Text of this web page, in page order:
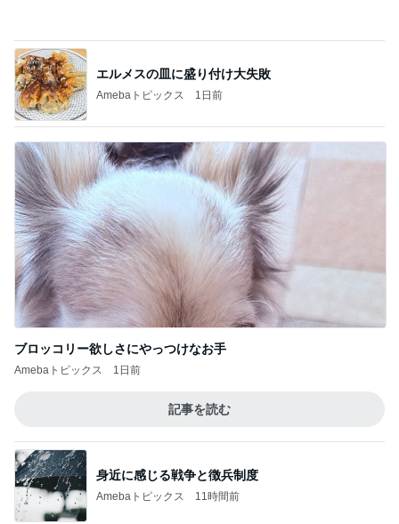
エルメスの皿に盛り付け大失敗
Amebaトピックス 1日前
ブロッコリー欲しさにやっつけなお手
Amebaトピックス 1日前
記事を読む
身近に感じる戦争と徴兵制度
Amebaトピックス 11時間前